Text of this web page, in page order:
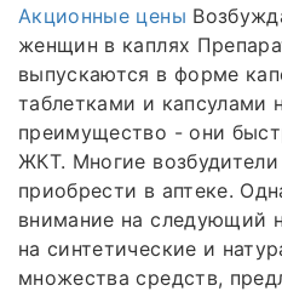
Акционные цены
женщин в каплях
выпускаются в форме
таблетками и капсулами
преимущество - они
ЖКТ. Многие
приобрести в аптеке.
внимание на следующий
на синтетические и
множества средств,